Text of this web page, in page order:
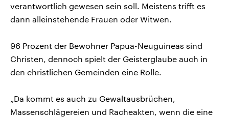
verantwortlich gewesen sein soll. Meistens trifft es
dann alleinstehende Frauen oder Witwen.
96 Prozent der Bewohner Papua-Neuguineas sind
Christen, dennoch spielt der Geisterglaube auch in
den christlichen Gemeinden eine Rolle.
„Da kommt es auch zu Gewaltausbrüchen,
Massenschlägereien und Racheakten, wenn die eine